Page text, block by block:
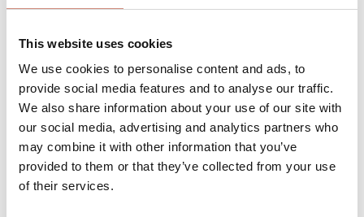
This website uses cookies
We use cookies to personalise content and ads, to
provide social media features and to analyse our traffic.
We also share information about your use of our site with
our social media, advertising and analytics partners who
may combine it with other information that you’ve
provided to them or that they’ve collected from your use
of their services.
Produkt Anzahl: Gib den
Stk IN DEN WARENKORB
Produktnummer: BE-KMS-l/xl/xxl-mb/bl